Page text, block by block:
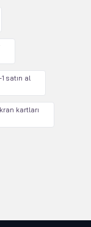
satın al
kartları